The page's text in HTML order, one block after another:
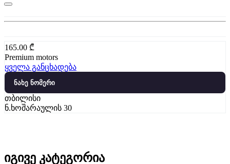
165.00 ₾
Premium motors
ყველა განცხადება
ნახე ნომერი
თბილისი
ნ.ხოშარაულის 30
იგივე კატეგორია